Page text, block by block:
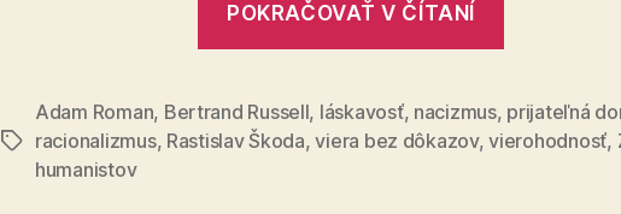
POKRAČOVAŤ V ČÍTANÍ
Značky
Adam Roman, Bertrand Russell, láskavosť, nacizmus, prijateľná
racionalizmus, Rastislav Škoda,viera bez dôkazov,vierohodnosť,
humanistov